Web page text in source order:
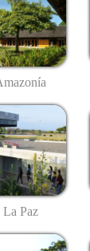
La Paz